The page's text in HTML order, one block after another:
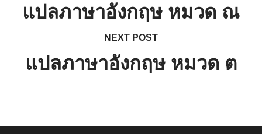
แปลภาษาอังกฤษ หมวด ณ
NEXT POST
แปลภาษาอังกฤษ หมวด ต